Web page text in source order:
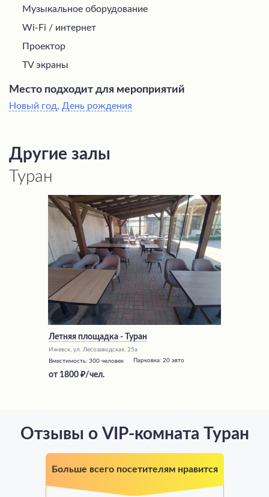
Музыкальное оборудование
Wi-Fi / интернет
Проектор
TV экраны
Место подходит для мероприятий
Новый год, День рождения
Другие залы
Туран
Летняя площадка - Туран
Ижевск, ул. Лесозаводская, 25а
Вместимость: 300 человек Парковка: 20 авто
от 1800 /чел.
Отзывы о VIP-комната Туран
Больше всего посетителям нравится